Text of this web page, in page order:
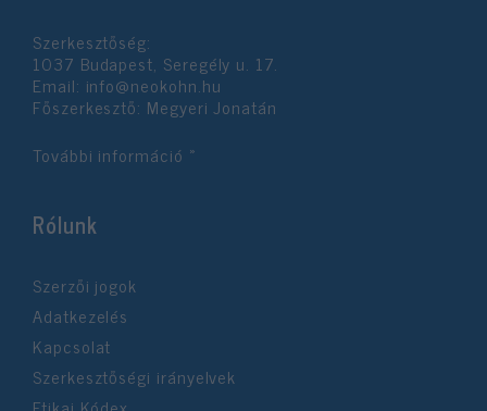
Szerkesztőség:
1037 Budapest, Seregély u. 17.
Email: info@neokohn.hu
Főszerkesztő: Megyeri Jonatán
További információ »
Rólunk
Szerzői jogok
Adatkezelés
Kapcsolat
Szerkesztőségi irányelvek